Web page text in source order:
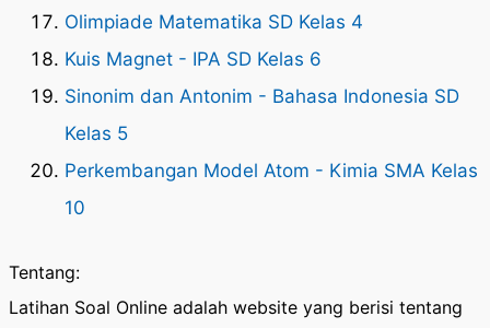
Olimpiade Matematika SD Kelas 4
Kuis Magnet - IPA SD Kelas 6
Sinonim dan Antonim - Bahasa Indonesia SD
Kelas 5
Perkembangan Model Atom - Kimia SMA Kelas
10
Tentang:
Latihan Soal Online adalah website yang berisi tentang